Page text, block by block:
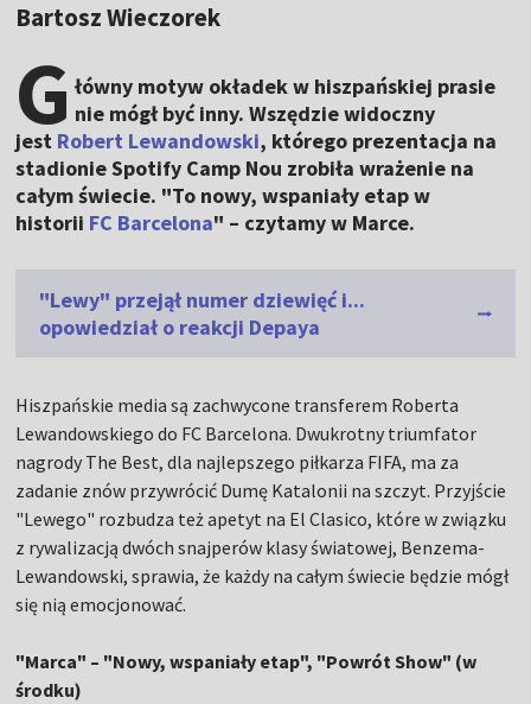
Bartosz Wieczorek
G łówny motyw okładek w hiszpańskiej prasie
nie mógł być inny. Wszędzie widoczny
jest Robert Lewandowski, którego prezentacja na
stadionie Spotify Camp Nou zrobiła wrażenie na
całym świecie. "To nowy, wspaniały etap w
historii FC Barcelona" – czytamy w Marce.
"Lewy" przejął numer dziewięć i...
opowiedział o reakcji Depaya
Hiszpańskie media są zachwycone transferem Roberta
Lewandowskiego do FC Barcelona. Dwukrotny triumfator
nagrody The Best, dla najlepszego piłkarza FIFA, ma za
zadanie znów przywrócić Dumę Katalonii na szczyt. Przyjście
"Lewego" rozbudza też apetyt na El Clasico, które w związku
z rywalizacją dwóch snajperów klasy światowej, Benzema-
Lewandowski, sprawia, że każdy na całym świecie będzie mógł
się nią emocjonować.
"Marca" – "Nowy, wspaniały etap", "Powrót Show" (w
środku)